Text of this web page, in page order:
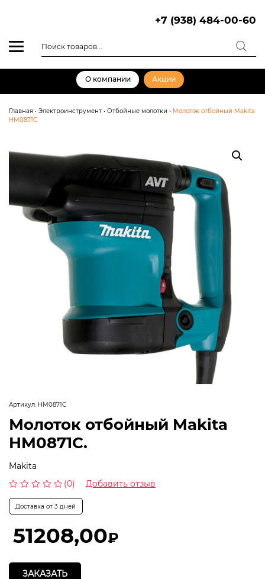
+7 (938) 484-00-60
товаров
О компании Акции
Главная • Электроинструмент • Отбойные молотки • Молоток отбойный Makitа
HM0871C.
Артикул: HM0871C
Молоток отбойный Makitа
HM0871C.
Makita
из
(0) Добавить отзыв
Доставка от 3 дней
51208,00₽
ЗАКАЗАТЬ